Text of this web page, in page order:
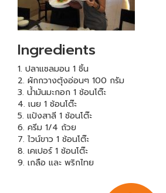
Ingredients
1. ปลาแซลมอน 1 ชิ้น
2. ผักกวางตุ้งอ่อนๆ 100 กรัม
3. น้ำมันมะกอก 1 ช้อนโต๊ะ
4. เนย 1 ช้อนโต๊ะ
5. แป้งสาลี 1 ช้อนโต๊ะ
6. ครีม 1/4 ถ้วย
7. ไวน์ขาว 1 ช้อนโต๊ะ
8. เคเปอร์ 1 ช้อนโต๊ะ
9. เกลือ และ พริกไทย